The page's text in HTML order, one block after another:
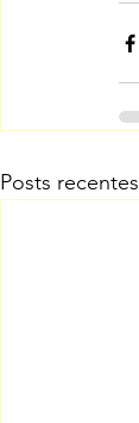
Posts recentes